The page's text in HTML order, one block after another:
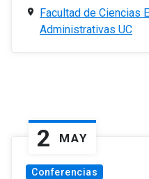
Facultad de Ciencias
Administrativas UC
2 MAY
Conferencias